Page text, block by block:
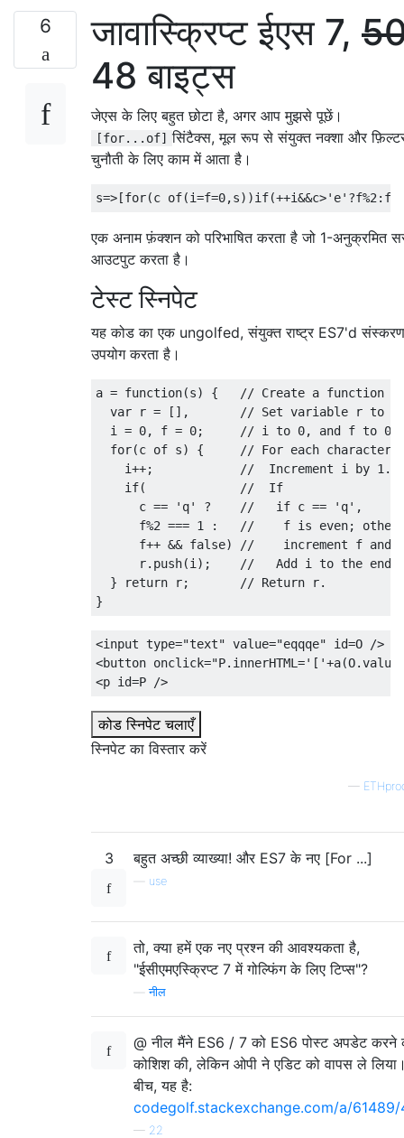
6 जावास्क्रिप्ट ईएस 7,
48 बाइट्स
जेएस के लिए बहुत छोटा है, अगर आप मुझसे पूछें।
[for...of] सिंटैक्स, मूल रूप से संयुक्त नक्शा और
चुनौती के लिए काम में आता है।
एक अनाम फ़ंक्शन को परिभाषित करता है जो 1-अनुक्रमित
आउटपुट करता है।
टेस्ट स्निपेट
यह कोड का एक ungolfed, संयुक्त राष्ट्र ES7'd
उपयोग करता है।
a = function(s) {
// Create a function a
var r = [],
// Set variable r to
  i
= 0, f = 0;
// i to 0, and f to 0.
for(c of s) {
// For each character
    i
++;
//  Increment i by 1.
if(
//  If
      c
== 'q' ?
//   if c == 'q',
      f
%2 === 1 :
//    f is even;
      f
++ && false)
//    increment f and
      r
. push(i );
//   Add i to the end
}
return r;
// Return r.
}
<input type="text" value="eqqqe" id=O
/>
<button onclick="P. innerHTML ='['+a(O.value
<p id=P />
कोड स्निपेट चलाएँ
स्निपेट का विस्तार करें
—
3 बहुत अच्छी व्याख्या! और ES7 के नए [For ...]
use
तो, क्या हमें एक नए प्रश्न की आवश्यकता है,
"ईसीएमएस्क्रिप्ट 7 में गोल्फिंग के लिए टिप्स"?
—नील
@ नील मैंने ES6 / 7 को ES6 पोस्ट अपडेट करने
कोशिश की, लेकिन ओपी ने एडिट को वापस ले
बीच, यह है:
codegolf.stackexchange.com/a/
— 22